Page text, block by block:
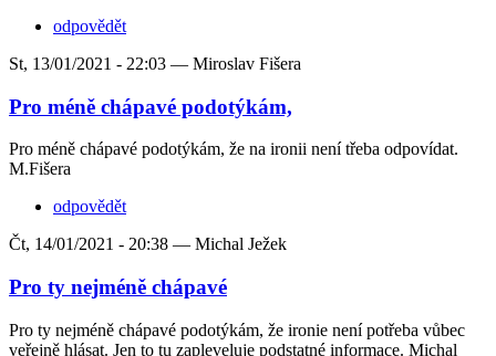
odpovědět
St, 13/01/2021 - 22:03 — Miroslav Fišera
Pro méně chápavé podotýkám,
Pro méně chápavé podotýkám, že na ironii není třeba odpovídat.
M.Fišera
odpovědět
Čt, 14/01/2021 - 20:38 — Michal Ježek
Pro ty nejméně chápavé
Pro ty nejméně chápavé podotýkám, že ironie není potřeba vůbec
veřejně hlásat. Jen to tu zapleveluje podstatné informace. Michal